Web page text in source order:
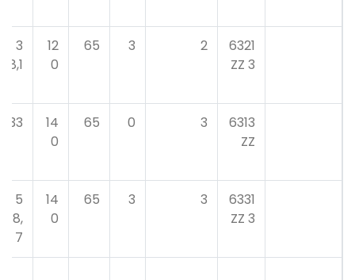
6321
3 ZZ
2
3
65
12
0
3
8,1
6313
ZZ
3
0
65
14
0
33
6331
3 ZZ
3
3
65
14
0
5
8,
7